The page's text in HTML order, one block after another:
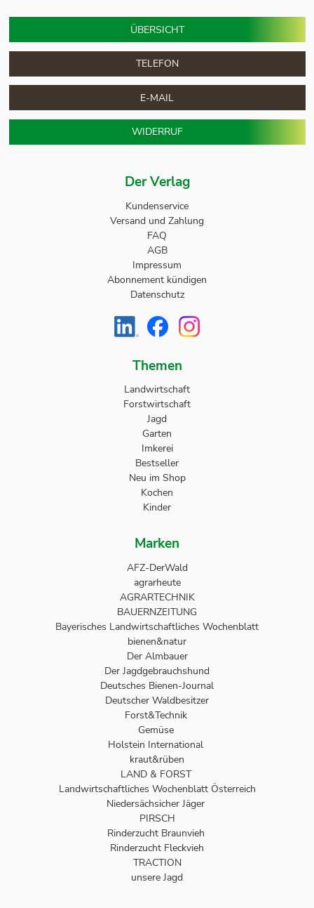
Der Verlag
Kundenservice
Versand und Zahlung
FAQ
AGB
Impressum
Abonnement kündigen
Datenschutz
Themen
Landwirtschaft
Forstwirtschaft
Jagd
Garten
Imkerei
Bestseller
Neu im Shop
Kochen
Kinder
Marken
AFZ-DerWald
agrarheute
AGRARTECHNIK
BAUERNZEITUNG
Bayerisches Landwirtschaftliches Wochenblatt
bienen&natur
Der Almbauer
Der Jagdgebrauchshund
Deutsches Bienen-Journal
Deutscher Waldbesitzer
Forst&Technik
Gemüse
Holstein International
kraut&rüben
LAND & FORST
Landwirtschaftliches Wochenblatt Österreich
Niedersächsicher Jäger
PIRSCH
Rinderzucht Braunvieh
Rinderzucht Fleckvieh
TRACTION
unsere Jagd
ÜBERSICHT
TELEFON
E-MAIL
WIDERRUF